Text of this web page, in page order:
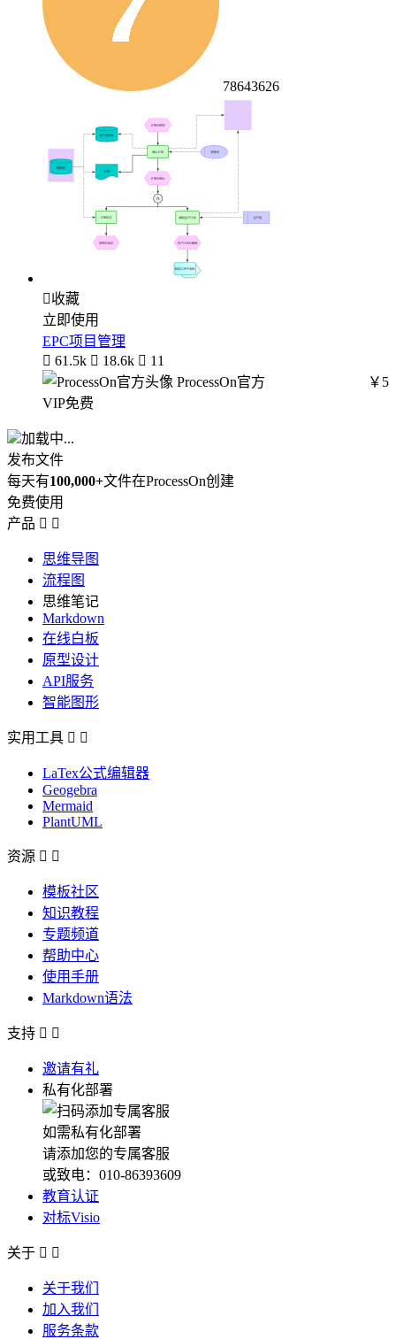
78643626
收藏
立即使用
EPC项目管理
 61.5k  18.6k  11
ProcessOn官方
￥5
VIP免费
加载中...
发布文件
每天有100,000+文件在ProcessOn创建
免费使用
产品  
思维导图
流程图
思维笔记
Markdown
在线白板
原型设计
API服务
智能图形
实用工具  
LaTex公式编辑器
Geogebra
Mermaid
PlantUML
资源  
模板社区
知识教程
专题频道
帮助中心
使用手册
Markdown语法
支持  
邀请有礼
私有化部署
如需私有化部署
请添加您的专属客服
或致电：010-86393609
教育认证
对标Visio
关于  
关于我们
加入我们
服务条款